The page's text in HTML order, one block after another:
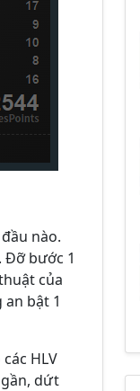
nào.
Đỡ bước 1
của
bật 1
HLV
dứt